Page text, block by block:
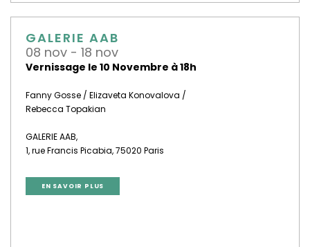
GALERIE AAB
08 nov - 18 nov
Vernissage le 10 Novembre à 18h
Fanny Gosse / Elizaveta Konovalova /
Rebecca Topakian
GALERIE AAB,
1, rue Francis Picabia, 75020 Paris
EN SAVOIR PLUS